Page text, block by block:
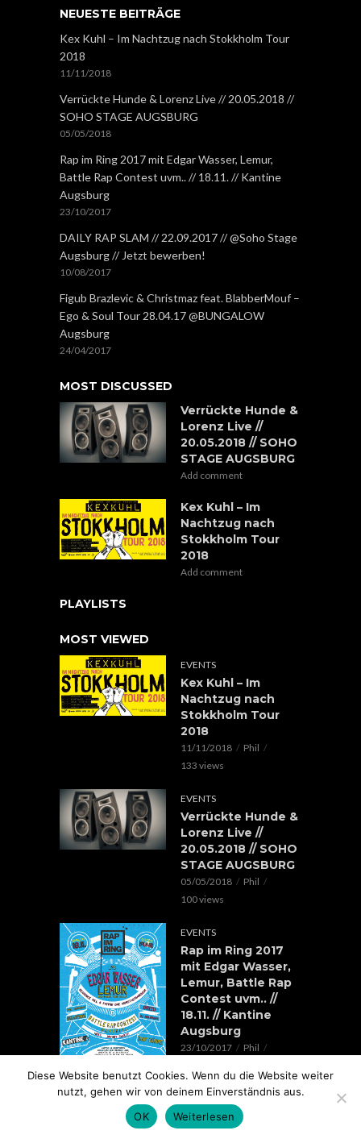
NEUESTE BEITRÄGE
Kex Kuhl – Im Nachtzug nach Stokkholm Tour
2018
11/11/2018
Verrückte Hunde & Lorenz Live // 20.05.2018 //
SOHO STAGE AUGSBURG
05/05/2018
Rap im Ring 2017 mit Edgar Wasser, Lemur,
Battle Rap Contest uvm.. // 18.11. // Kantine
Augsburg
23/10/2017
DAILY RAP SLAM // 22.09.2017 // @Soho Stage
Augsburg // Jetzt bewerben!
10/08/2017
Figub Brazlevic & Christmaz feat. BlabberMouf –
Ego & Soul Tour 28.04.17 @BUNGALOW
Augsburg
24/04/2017
MOST DISCUSSED
Verrückte Hunde &
Lorenz Live //
20.05.2018 // SOHO
STAGE AUGSBURG
Add comment
Kex Kuhl – Im
Nachtzug nach
Stokkholm Tour
2018
Add comment
PLAYLISTS
MOST VIEWED
EVENTS
Kex Kuhl – Im
Nachtzug nach
Stokkholm Tour
2018
11/11/2018
Phil
133 views
EVENTS
Verrückte Hunde &
Lorenz Live //
20.05.2018 // SOHO
STAGE AUGSBURG
05/05/2018
Phil
100 views
EVENTS
Rap im Ring 2017
mit Edgar Wasser,
Lemur, Battle Rap
Contest uvm.. //
18.11. // Kantine
Augsburg
23/10/2017
Phil
COPYRIGHT © 2026.
Diese Website benutzt Cookies. Wenn du die Website weiter
nutzt, gehen wir von deinem Einverständnis aus.
OK
Weiterlesen